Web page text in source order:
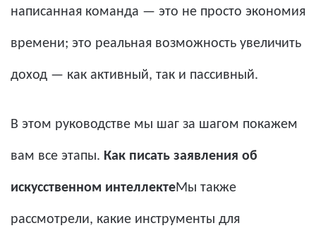
написанная команда — это не просто экономия
времени; это реальная возможность увеличить
доход — как активный, так и пассивный.
В этом руководстве мы шаг за шагом покажем
вам все этапы. Как писать заявления об
искусственном интеллектеМы также
рассмотрели, какие инструменты для